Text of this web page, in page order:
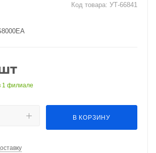
Код товара: УТ-66841
1 филиале
В КОРЗИНУ